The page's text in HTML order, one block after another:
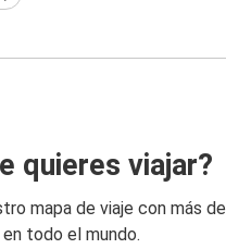
quieres viajar?
mapa de viaje con más de
todo el mundo.